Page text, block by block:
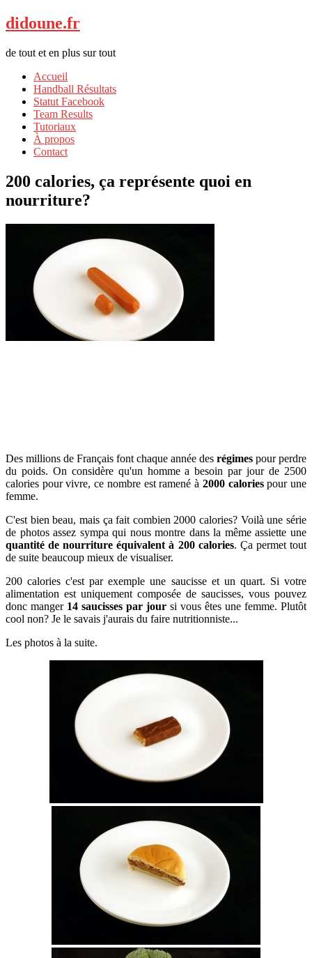
didoune.fr
de tout et en plus sur tout
Accueil
Handball Résultats
Statut Facebook
Team Results
Tutoriaux
À propos
Contact
200 calories, ça représente quoi en
nourriture?
Des millions de Français font chaque année des régimes pour perdre
du poids. On considère qu'un homme a besoin par jour de 2500
calories pour vivre, ce nombre est ramené à 2000 caloriespour une
femme.
C'est bien beau, mais ça fait combien 2000 calories? Voilà une série
de photos assez sympa qui nous montre dans la même assiette une
quantité de nourriture équivalent à 200 calories. Ça permet tout
de suite beaucoup mieux de visualiser.
200 calories c'est par exemple une saucisse et un quart. Si votre
alimentation est uniquement composée de saucisses, vous pouvez
donc manger 14 saucisses par jour si vous êtes une femme. Plutôt
cool non? Je le savais j'aurais du faire nutritionniste...
Les photos à la suite.